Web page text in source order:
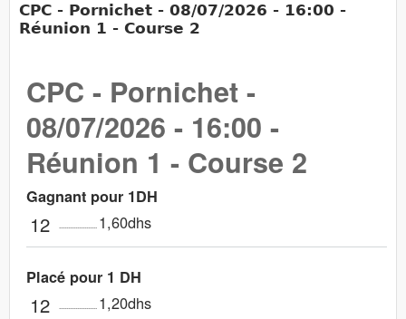
CPC - Pornichet - 08/07/2026 - 16:00 -
Réunion 1 - Course 2
CPC - Pornichet -
08/07/2026 - 16:00 -
Réunion 1 - Course 2
Gagnant pour 1DH
12 1,60dhs
Placé pour 1 DH
12 1,20dhs